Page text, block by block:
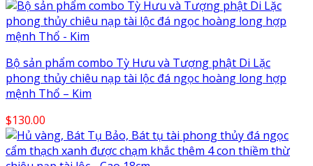
Bộ sản phẩm combo Tỳ Hưu và Tượng phật Di Lặc
phong thủy chiêu nạp tài lộc đá ngọc hoàng long hợp
mệnh Thổ – Kim
$130.00